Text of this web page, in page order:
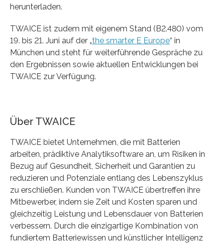
herunterladen.
TWAICE ist zudem mit eigenem Stand (B2.480) vom
19. bis 21. Juni auf der „the smarter E Europe“ in
München und steht für weiterführende Gespräche zu
den Ergebnissen sowie aktuellen Entwicklungen bei
TWAICE zur Verfügung.
Über TWAICE
TWAICE bietet Unternehmen, die mit Batterien
arbeiten, prädiktive Analytiksoftware an, um Risiken in
Bezug auf Gesundheit, Sicherheit und Garantien zu
reduzieren und Potenziale entlang des Lebenszyklus
zu erschließen. Kunden von TWAICE übertreffen ihre
Mitbewerber, indem sie Zeit und Kosten sparen und
gleichzeitig Leistung und Lebensdauer von Batterien
verbessern. Durch die einzigartige Kombination von
fundiertem Batteriewissen und künstlicher Intelligenz